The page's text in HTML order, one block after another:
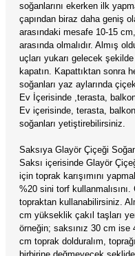
soğanlarını ekerken ilk
çapından biraz daha geniş
arasındaki mesafe 10-15
arasında olmalıdır. Almış
uçları yukarı gelecek
kapatın. Kapattıktan sonra
soğanları yaz aylarında
Ev İçerisinde ,terasta,
Ev içerisinde, terasta,
soğanları yetiştirebilirsiniz.
Saksıya Glayör Çiçeği
Saksı içerisinde Glayör
için toprak karışımını
%20 sini torf
topraktan kullanabilirsiniz.
cm yükseklik çakıl taşları
örneğin; saksınız 30 cm ise
cm toprak dolduralım,